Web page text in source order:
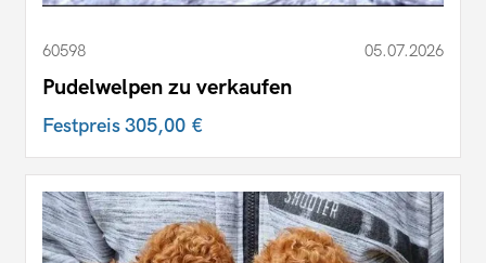
60598 05.07.2026
Pudelwelpen zu verkaufen
Festpreis305,00 €